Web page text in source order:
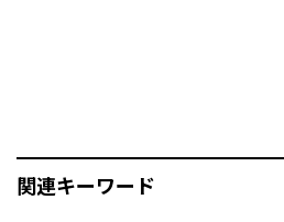
関連キーワード